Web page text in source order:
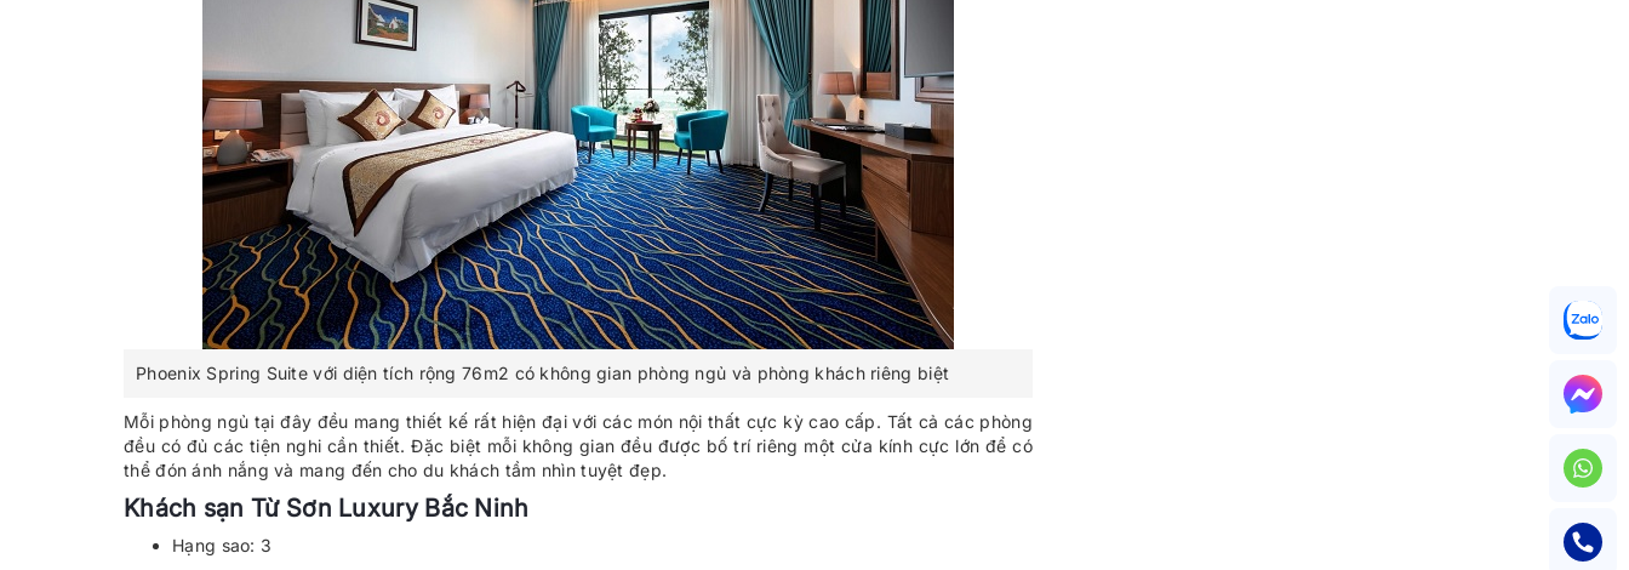
Phoenix Spring Suite với diện tích rộng 76m2 có không gian phòng ngủ và phòng khách riêng biệt
Mỗi phòng ngủ tại đây đều mang thiết kế rất hiện đại với các món nội thất cực kỳ cao cấp. Tất cả các phòng
đều có đủ các tiện nghi cần thiết. Đặc biệt mỗi không gian đều được bố trí riêng một cửa kính cực lớn để có
thể đón ánh nắng và mang đến cho du khách tầm nhìn tuyệt đẹp.
Khách sạn Từ Sơn Luxury Bắc Ninh
Hạng sao: 3